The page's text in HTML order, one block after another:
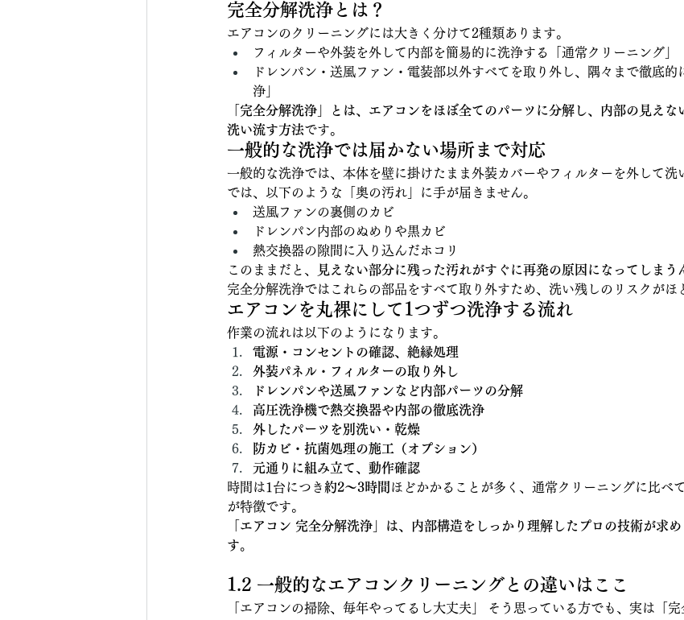
完全分解洗浄とは？
エアコンのクリーニングには大きく分けて2種類あります。
フィルターや外装を外して内部を簡易的に洗浄する「通常クリーニング」
ドレンパン・送風ファン・電装部以外すべてを取り外し、隅々まで徹底的
浄」
「完全分解洗浄」とは、エアコンをほぼ全てのパーツに分解し、内部の見えな
洗い流す方法です。
一般的な洗浄では届かない場所まで対応
一般的な洗浄では、本体を壁に掛けたまま外装カバーやフィルターを外して洗
では、以下のような「奥の汚れ」に手が届きません。
送風ファンの裏側のカビ
ドレンパン内部のぬめりや黒カビ
熱交換器の隙間に入り込んだホコリ
このままだと、
見えない部分に残った汚れがすぐに再発の原因になってしまう
完全分解洗浄ではこれらの部品をすべて取り外すため、洗い残しのリスクがほ
エアコンを丸裸にして1つずつ洗浄する流れ
作業の流れは以下のようになります。
電源・コンセントの確認、絶縁処理
外装パネル・フィルターの取り外し
ドレンパンや送風ファンなど内部パーツの分解
高圧洗浄機で熱交換器や内部の徹底洗浄
外したパーツを別洗い・乾燥
防カビ・抗菌処理の施工（オプション）
元通りに組み立て、動作確認
時間は1台につき約2～3時間 ほどかかることが多く、通常クリーニングに比べ
が特徴です。
「エアコン 完全分解洗浄」は、内部構造をしっかり理解したプロの技術が求
す。
1.2 一般的なエアコンクリーニングとの違いはここ
「エアコンの掃除、毎年やってるし大丈夫」 そう思っている方でも、実は「